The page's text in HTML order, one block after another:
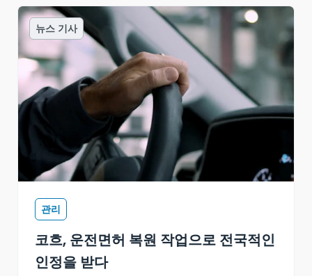
뉴스 기사
관리
코흐, 운전면허 복원 작업으로 전국적인
인정을 받다